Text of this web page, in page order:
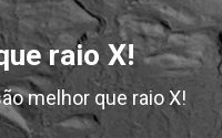
raio X!
melhor que raio X!